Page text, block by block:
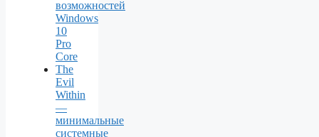
возможностей
Windows
10
Pro
Core
The
Evil
Within
—
минимальные
системные